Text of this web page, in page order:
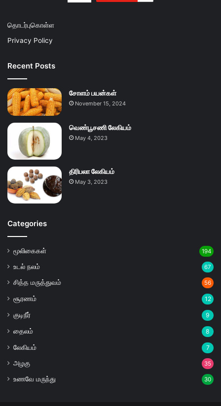
தொடர்புகொள்ள
Privacy Policy
Recent Posts
சோளம் பயன்கள்
November 15, 2024
வெண்பூசணி லேகியம்
May 4, 2023
திரிபலா லேகியம்
May 3, 2023
Categories
மூலிகைகள் 194
உடல் நலம் 67
சித்த மருத்துவம் 56
சூரணம் 12
குடிநீர் 9
தைலம் 8
லேகியம் 7
அழகு 35
உணவே மருந்து 30